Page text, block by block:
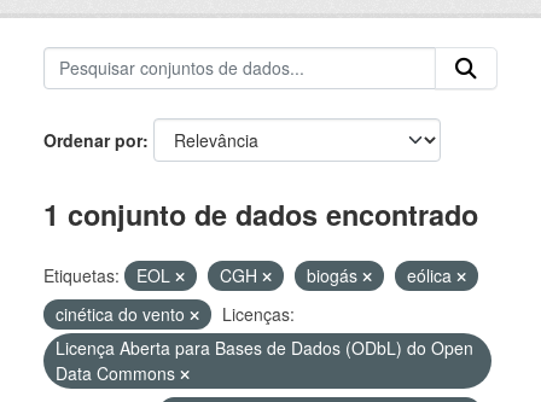
Ordenar por
1 conjunto de dados encontrado
Etiquetas: EOL CGH biogás
eólica
cinética do vento
Licenças:
Licença Aberta para Bases de Dados (ODbL) do Open
Data Commons